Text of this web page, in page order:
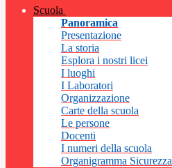
Scuola
Panoramica
Presentazione
La storia
Esplora i nostri licei
I luoghi
I Laboratori
Organizzazione
Carte della scuola
Le persone
Docenti
I numeri della scuola
Organigramma Sicurezza